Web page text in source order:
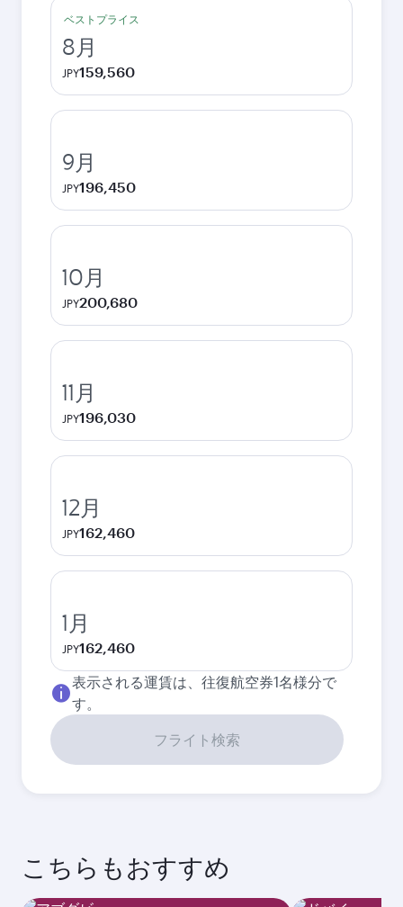
ベストプライス
8月
JPY159,560
9月
JPY196,450
10月
JPY200,680
11月
JPY196,030
12月
JPY162,460
1月
JPY162,460
表示される運賃は、往復航空券1名様分で
す。
フライト検索
こちらもおすすめ